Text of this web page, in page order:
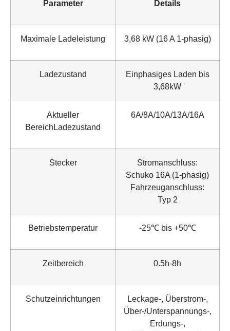
Parameter Details
Maximale Ladeleistung 3,68 kW (16 A 1-phasig)
Ladezustand
Einphasiges Laden bis
3,68kW
Aktueller
BereichLadezustand
6A/8A/10A/13A/16A
Stecker
Stromanschluss:
Schuko 16A (1-phasig)
Fahrzeuganschluss:
Typ 2
Betriebstemperatur -25℃ bis +50℃
Zeitbereich 0.5h-8h
Schutzeinrichtungen
Leckage-, Überstrom-,
Über-/Unterspannungs-,
Erdungs-,